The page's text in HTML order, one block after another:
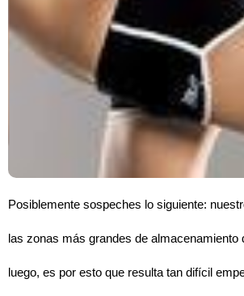
Posiblemente sospeches lo siguiente:
las zonas más grandes de almacenamiento
luego, es por esto que resulta tan difícil